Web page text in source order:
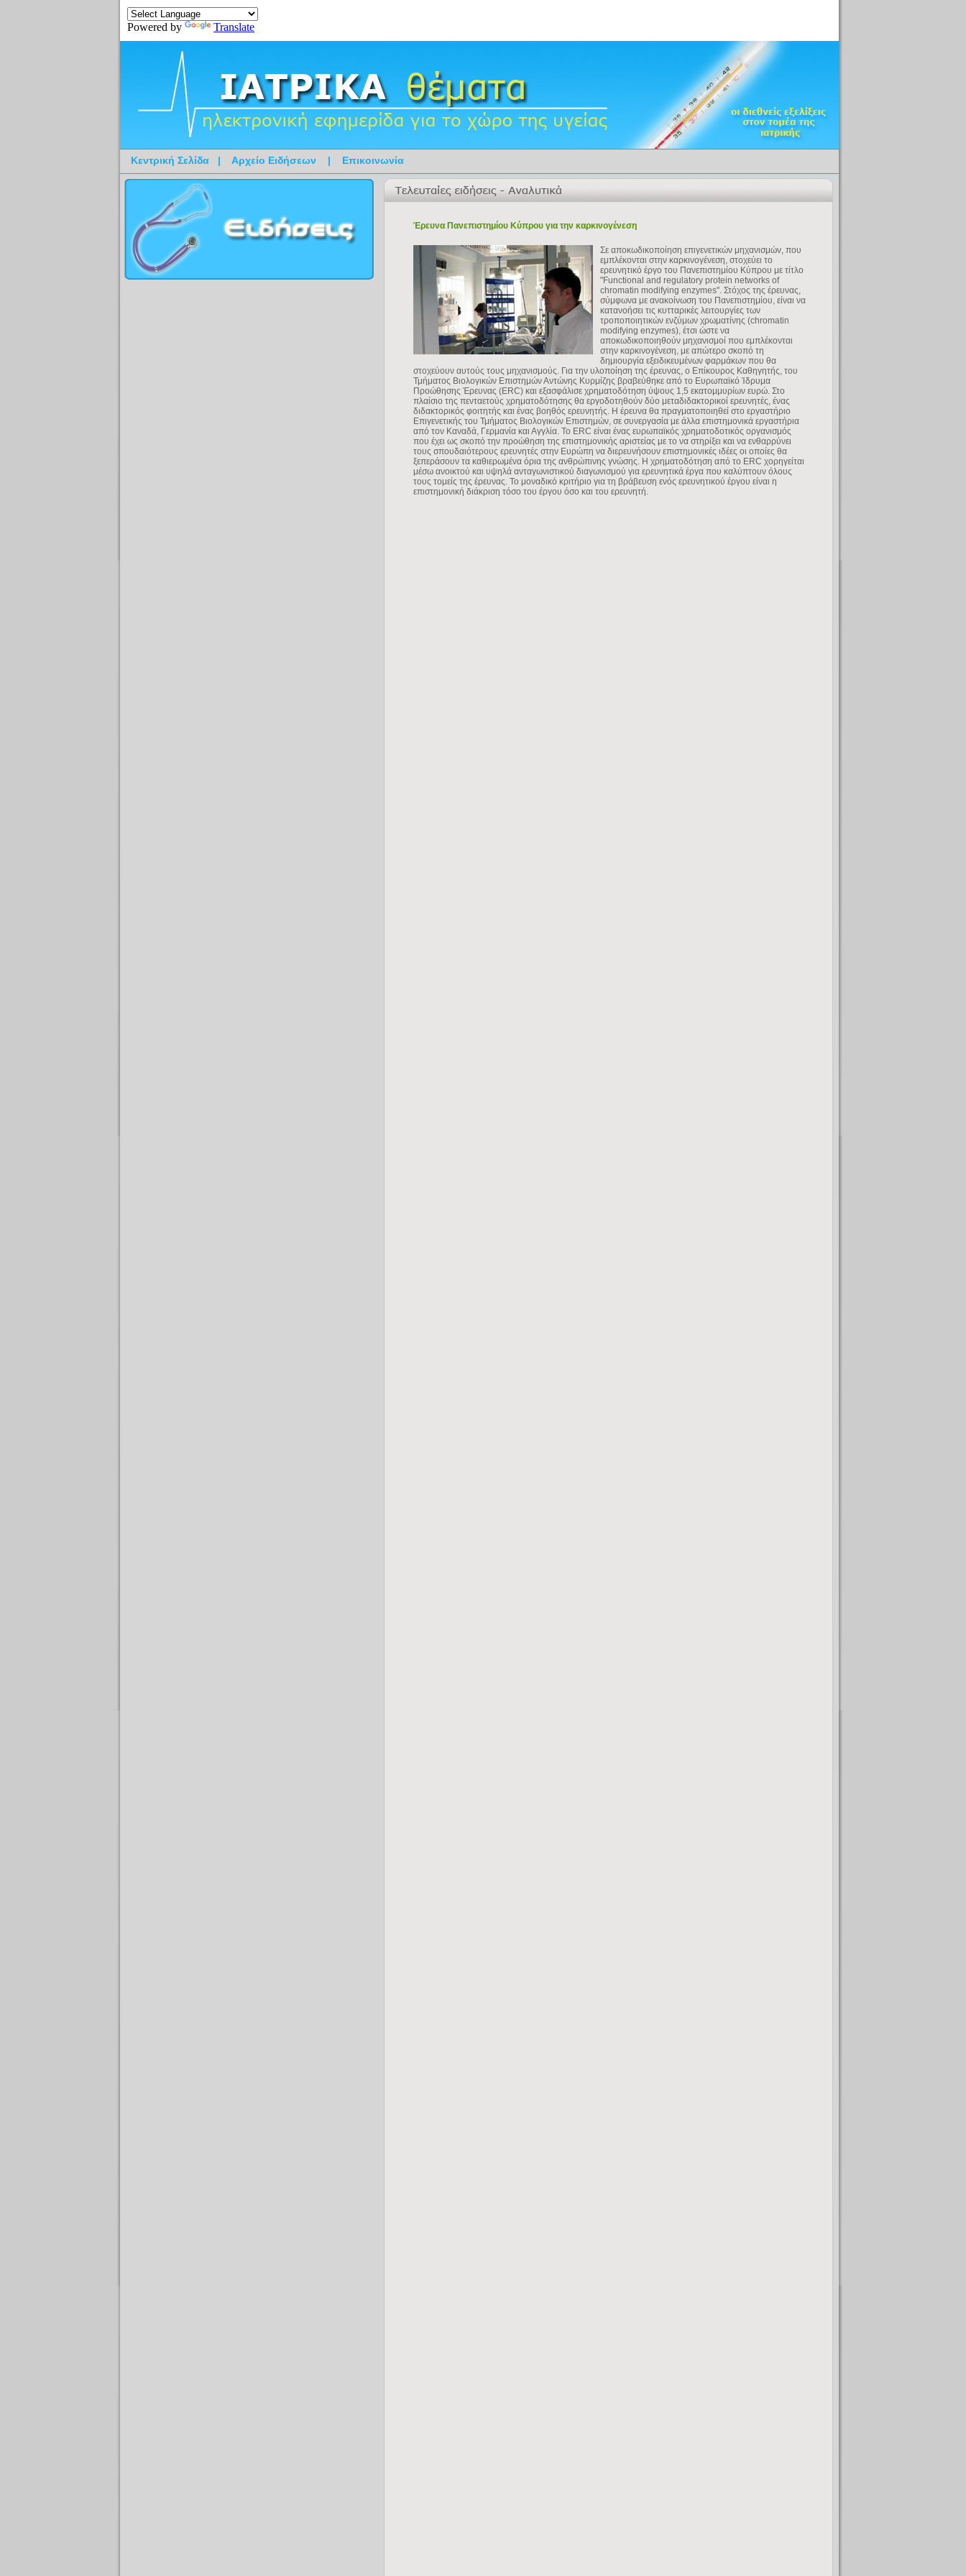
Powered by Translate
Κεντρική Σελίδα | Αρχείο Ειδήσεων | Επικοινωνία
Έρευνα Πανεπιστημίου Κύπρου για την καρκινογένεση
Σε αποκωδικοποίηση επιγενετικών μηχανισμών, που
εμπλέκονται στην καρκινογένεση, στοχεύει το
ερευνητικό έργο του Πανεπιστημίου Κύπρου με τίτλο
"Functional and regulatory protein networks of
chromatin modifying enzymes". Στόχος της έρευνας,
σύμφωνα με ανακοίνωση του Πανεπιστημίου, είναι να
κατανοήσει τις κυτταρικές λειτουργίες των
τροποποιητικών ενζύμων χρωματίνης (chromatin
modifying enzymes), έτσι ώστε να
αποκωδικοποιηθούν μηχανισμοί που εμπλέκονται
στην καρκινογένεση, με απώτερο σκοπό τη
δημιουργία εξειδικευμένων φαρμάκων που θα
στοχεύουν αυτούς τους μηχανισμούς. Για την υλοποίηση της έρευνας, ο Επίκουρος Καθηγητής, του
Τμήματος Βιολογικών Επιστημών Αντώνης Κυρμίζης βραβεύθηκε από το Ευρωπαϊκό Ίδρυμα
Προώθησης Έρευνας (ERC) και εξασφάλισε χρηματοδότηση ύψους 1,5 εκατομμυρίων ευρώ. Στο
πλαίσιο της πενταετούς χρηματοδότησης θα εργοδοτηθούν δύο μεταδιδακτορικοί ερευνητές, ένας
διδακτορικός φοιτητής και ένας βοηθός ερευνητής. Η έρευνα θα πραγματοποιηθεί στο εργαστήριο
Επιγενετικής του Τμήματος Βιολογικών Επιστημών, σε συνεργασία με άλλα επιστημονικά εργαστήρια
από τον Καναδά, Γερμανία και Αγγλία. Το ERC είναι ένας ευρωπαϊκός χρηματοδοτικός οργανισμός
που έχει ως σκοπό την προώθηση της επιστημονικής αριστείας με το να στηρίξει και να ενθαρρύνει
τους σπουδαιότερους ερευνητές στην Ευρώπη να διερευνήσουν επιστημονικές ιδέες οι οποίες θα
ξεπεράσουν τα καθιερωμένα όρια της ανθρώπινης γνώσης. Η χρηματοδότηση από το ERC χορηγείται
μέσω ανοικτού και υψηλά ανταγωνιστικού διαγωνισμού για ερευνητικά έργα που καλύπτουν όλους
τους τομείς της έρευνας. Το μοναδικό κριτήριο για τη βράβευση ενός ερευνητικού έργου είναι η
επιστημονική διάκριση τόσο του έργου όσο και του ερευνητή.